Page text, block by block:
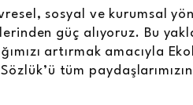
sosyal ve kurumsal
güç alıyoruz. Bu
artırmak amacıyla
tüm